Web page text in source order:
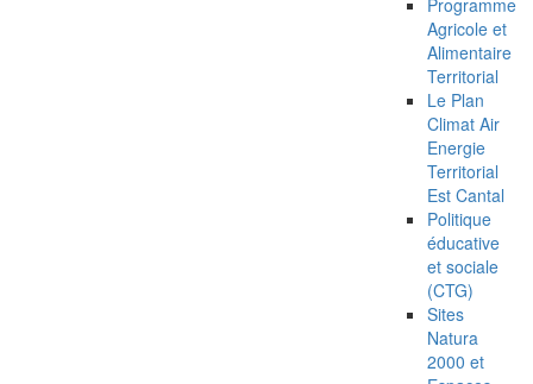
Programme
Agricole et
Alimentaire
Territorial
Le Plan
Climat Air
Energie
Territorial
Est Cantal
Politique
éducative
et sociale
(CTG)
Sites
Natura
2000 et